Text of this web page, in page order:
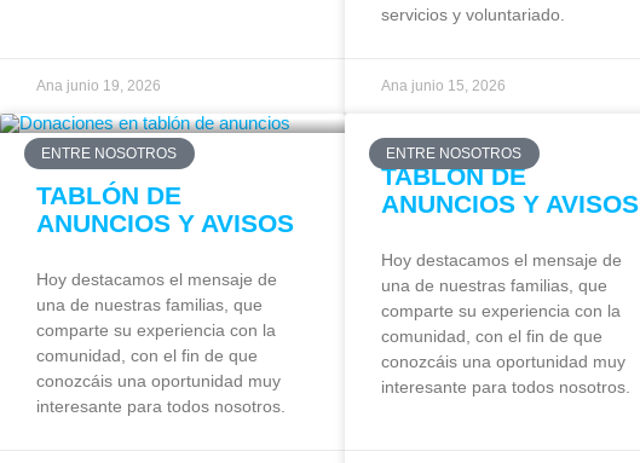
Ana junio 19, 2026
servicios y voluntariado.
Ana junio 15, 2026
ENTRE NOSOTROS
TABLÓN DE
ANUNCIOS Y AVISOS
Hoy destacamos el mensaje de
una de nuestras familias, que
comparte su experiencia con la
comunidad, con el fin de que
conozcáis una oportunidad muy
interesante para todos nosotros.
ENTRE NOSOTROS
TABLÓN DE
ANUNCIOS Y AVISOS
Hoy destacamos el mensaje de
una de nuestras familias, que
comparte su experiencia con la
comunidad, con el fin de que
conozcáis una oportunidad muy
interesante para todos nosotros.